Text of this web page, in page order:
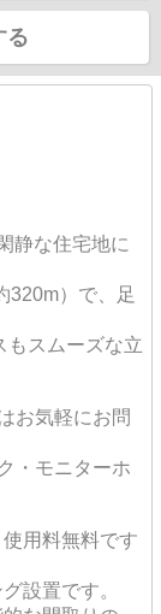
る
静な住宅地に
320m）で、足
もスムーズな立
お気軽にお問
・モニターホ
用料無料です
設置です。